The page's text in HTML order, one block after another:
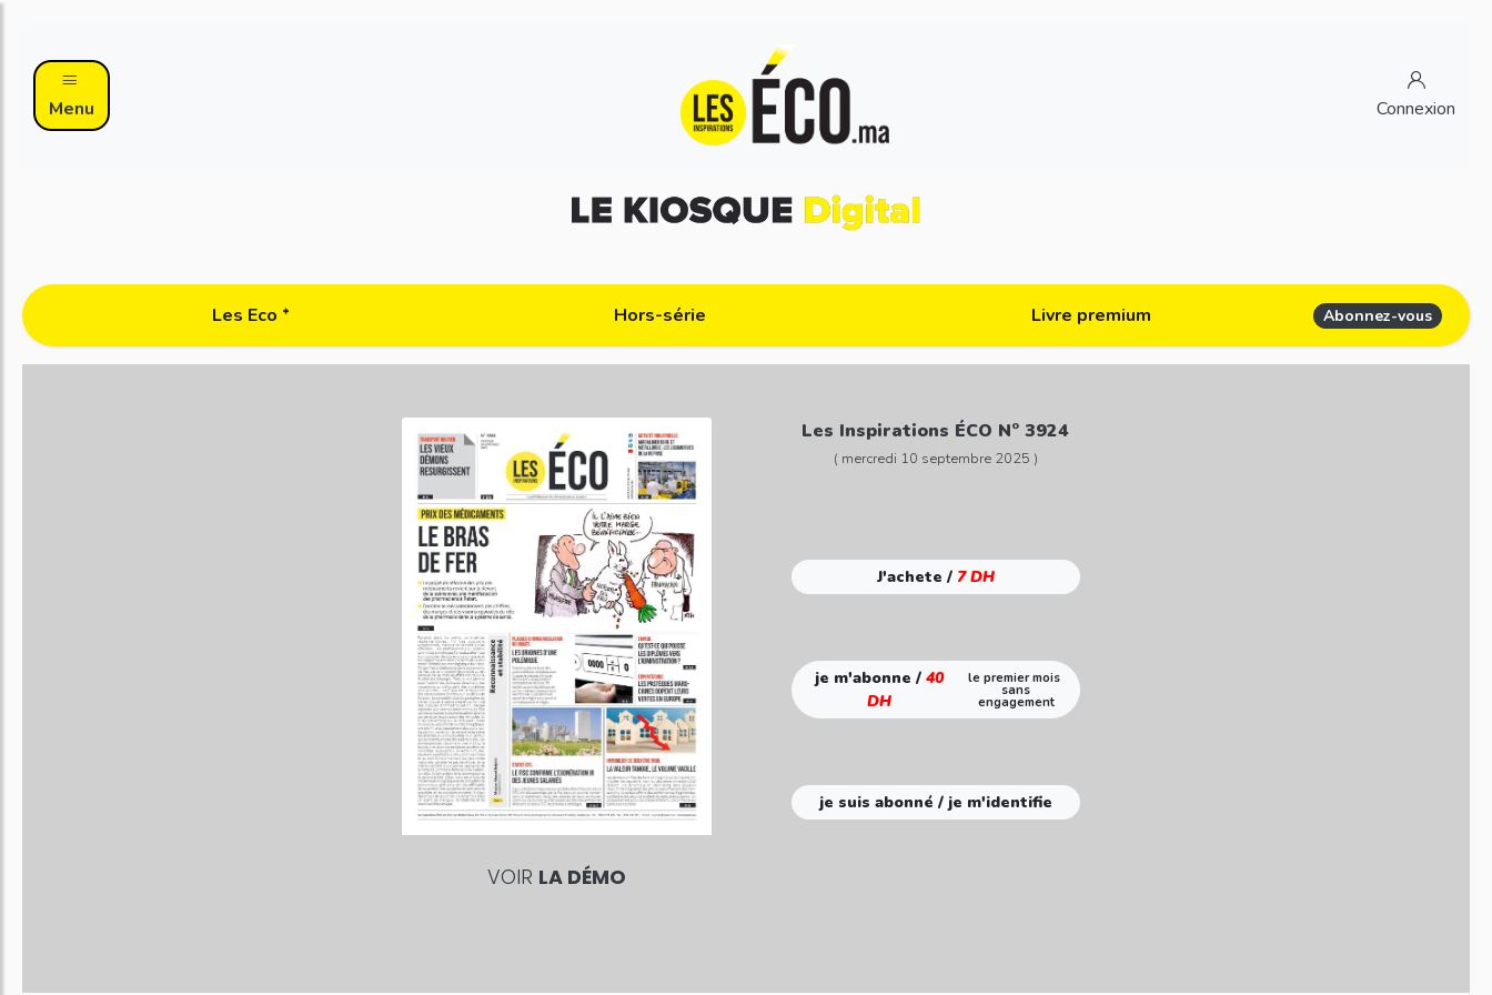
Menu Connexion
Les Eco ᐩ Hors-série Livre premium Abonnez-vous
VOIR LA DÉMO
Les Inspirations ÉCO N° 3924
( mercredi 10 septembre 2025 )
J'achete / 7 DH
je m'abonne / 40
DH
le premier mois
sans
engagement
je suis abonné / je m'identifie